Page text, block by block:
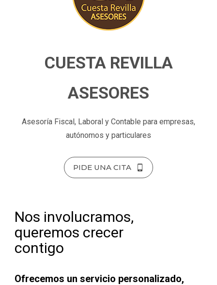
CUESTA REVILLA
ASESORES
Asesoría Fiscal, Laboral y Contable para empresas,
autónomos y particulares
PIDE UNA CITA
Nos involucramos,
queremos crecer
contigo
Ofrecemos un servicio personalizado,